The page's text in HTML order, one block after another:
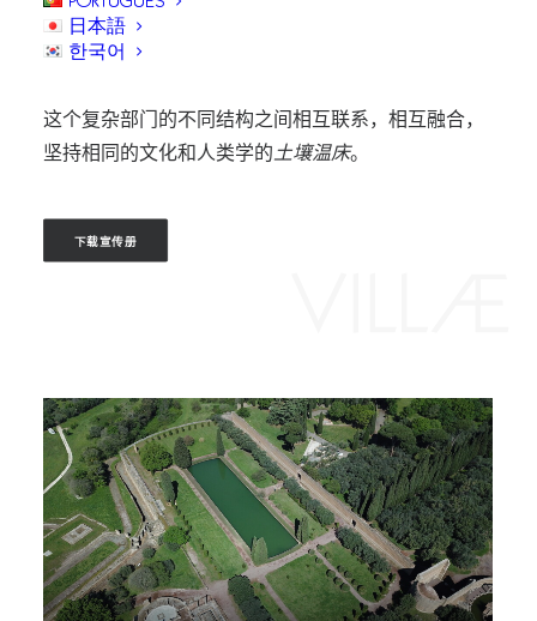
日本語
한국어
并促进蒂伯蒂诺地区的质量，包括相关社区，以创造
可持续性和另种发展。
这个复杂部门的不同结构之间相互联系，相互融合，
坚持相同的文化和人类学的土壤温床。
下载宣传册